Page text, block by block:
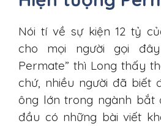
Nói tí về sự kiện 12 tỷ
cho mọi người gọi
Permate” thì Long thấy
chứ, nhiều người đã biết
ông lớn trong ngành
đầu có những bài viết